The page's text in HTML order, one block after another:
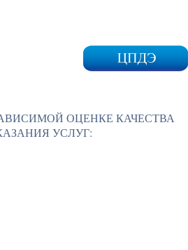
ОЦЕНКЕ КАЧЕСТВА
УСЛУГ: